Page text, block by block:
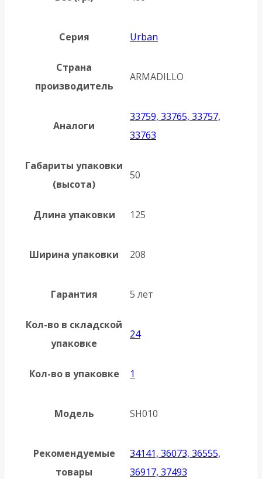
Серия Urban
Страна
производитель
ARMADILLO
Аналоги
33759, 33765, 33757,
33763
Габариты упаковки
(высота)
50
Длина упаковки 125
Ширина упаковки 208
Гарантия 5 лет
Кол-во в складской
упаковке
24
Кол-во в упаковке 1
Модель SH010
Рекомендуемые
товары
34141, 36073, 36555,
36917, 37493